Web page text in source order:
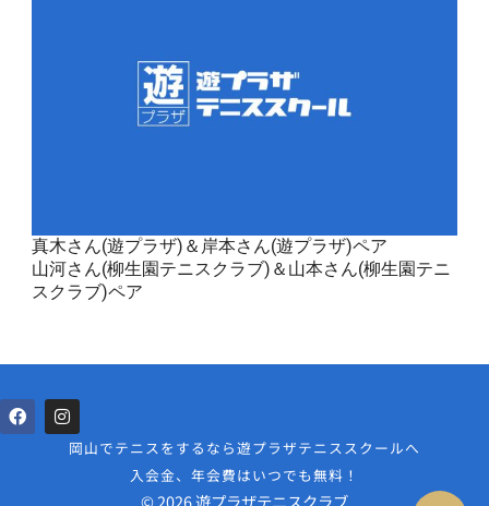
真木さん(遊プラザ)＆岸本さん(遊プラザ)ペア
山河さん(柳生園テニスクラブ)＆山本さん(柳生園テニ
スクラブ)ペア
岡山でテニスをするなら遊プラザテニススクールへ
入会金、年会費はいつでも無料！